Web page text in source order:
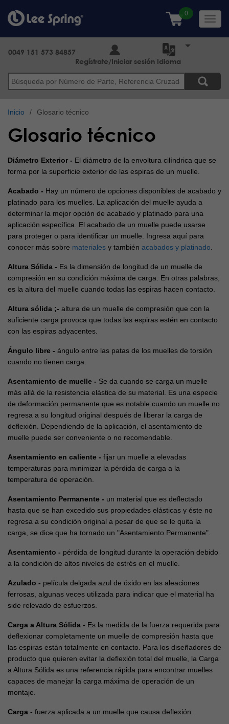
contenido
principal
Buscar
0049 151 573 84857
Regístrate/Iniciar sesiónIdioma
Inicio Glosario técnico
Glosario técnico
Diámetro Exterior - El diámetro de la envoltura cilíndrica que se
forma por la superficie exterior de las espiras de un muelle.
Acabado - Hay un número de opciones disponibles de acabado y
platinado para los muelles. La aplicación del muelle ayuda a
determinar la mejor opción de acabado y platinado para una
aplicación específica. El acabado de un muelle puede usarse
para proteger o para identificar un muelle. Ingresa aquí para
conocer más sobre materiales y también acabados y platinado.
Altura Sólida - Es la dimensión de longitud de un muelle de
compresión en su condición máxima de carga. En otras palabras,
es la altura del muelle cuando todas las espiras hacen contacto.
Altura sólida ;- altura de un muelle de compresión que con la
suficiente carga provoca que todas las espiras estén en contacto
con las espiras adyacentes.
Ángulo libre - ángulo entre las patas de los muelles de torsión
cuando no tienen carga.
Asentamiento de muelle - Se da cuando se carga un muelle
más allá de la resistencia elástica de su material. Es una especie
de deformación permanente que es notable cuando un muelle no
regresa a su longitud original después de liberar la carga de
deflexión. Dependiendo de la aplicación, el asentamiento de
muelle puede ser conveniente o no recomendable.
Asentamiento en caliente - fijar un muelle a elevadas
temperaturas para minimizar la pérdida de carga a la
temperatura de operación.
Asentamiento Permanente - un material que es deflectado
hasta que se han excedido sus propiedades elásticas y éste no
regresa a su condición original a pesar de que se le quita la
carga, se dice que ha tornado un "Asentamiento Permanente".
Asentamiento - pérdida de longitud durante la operación debido
a la condición de altos niveles de estrés en el muelle.
Azulado - película delgada azul de óxido en las aleaciones
ferrosas, algunas veces utilizada para indicar que el material ha
side relevado de esfuerzos.
Carga a Altura Sólida - Es la medida de la fuerza requerida para
deflexionar completamente un muelle de compresión hasta que
las espiras están totalmente en contacto. Para los diseñadores de
producto que quieren evitar la deflexión total del muelle, la Carga
a Altura Sólida es una referencia rápida para encontrar muelles
capaces de manejar la carga máxima de operación de un
montaje.
Carga - fuerza aplicada a un muelle que causa deflexión.